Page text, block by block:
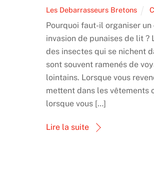
Les Debarrasseurs Bretons
Pourquoi faut-il organiser
invasion de punaises de lit ?
des insectes qui se nichent
sont souvent ramenés de
lointains. Lorsque vous
mettent dans les vêtements
lorsque vous […]
Lire la suite